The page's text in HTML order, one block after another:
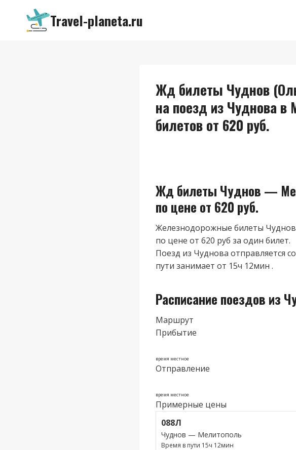
Перейти
содержимому
Travel-planeta.ru
Жд билеты Чуднов
на поезд из Чуднова
билетов от 620 руб.
Жд билеты Чуднов —
по цене от 620 руб.
Железнодорожные билеты
по цене от 620 руб за один билет.
Поезд из Чуднова отправляется
пути занимает от 15ч 12мин .
Расписание поездов из
Маршрут
Прибытие
время местное
Отправление
время местное
Примерные цены
088Л
Чуднов — Мелитополь
Время в пути 15ч 12мин